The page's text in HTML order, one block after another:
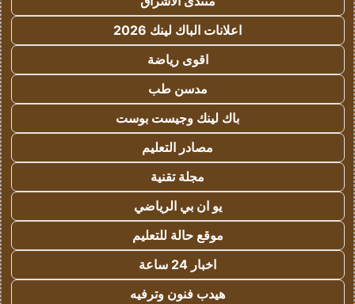
اعلانات الباك لينك 2026
اقوى رياضة
مدسن طب
باك لينك وجيست بوست
مصادر التعليم
مجلة تقنية
يو ان بي الرياضي
موقع حالة للتعليم
اخبار 24 ساعة
هيدب فنون وترفيه